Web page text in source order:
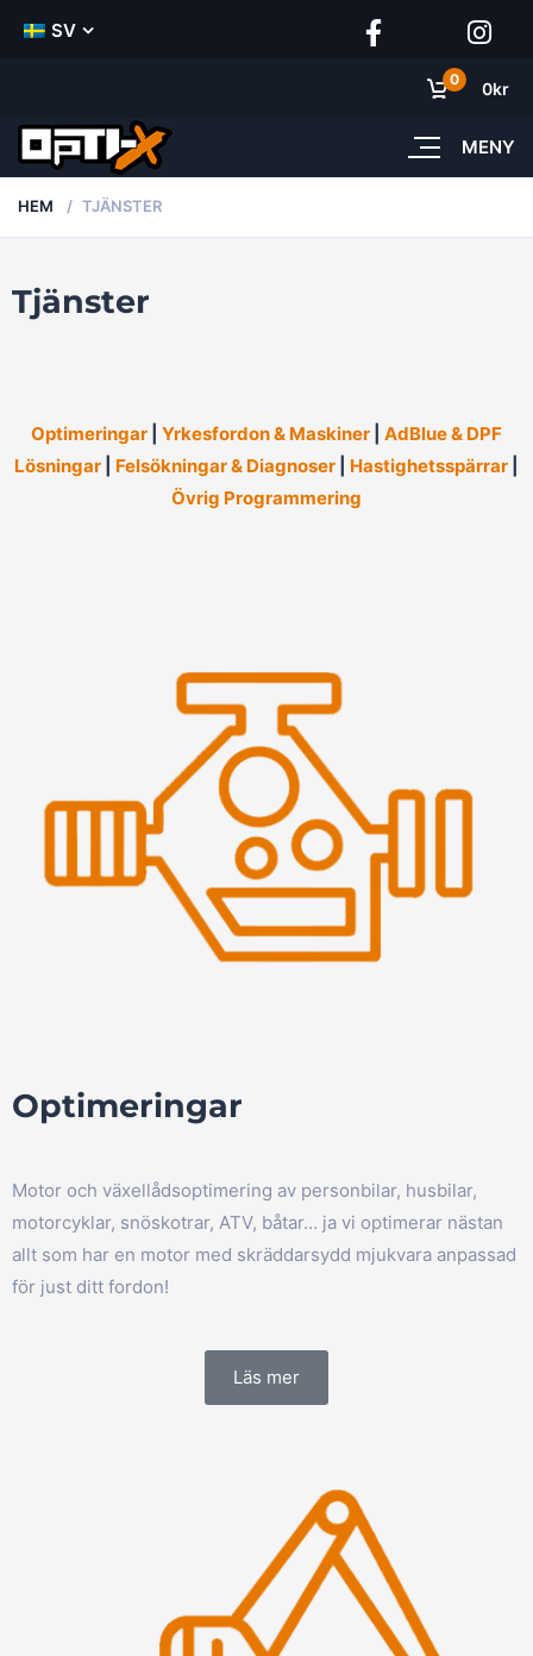
SV
MENY
0 0kr
HEM TJÄNSTER
Tjänster
Optimeringar Yrkesfordon & Maskiner
AdBlue & DPF
Lösningar
Felsökningar & Diagnoser Hastighetsspärrar
Övrig Programmering
Optimeringar
Motor och växellådsoptimering av personbilar, husbilar,
motorcyklar, snöskotrar, ATV, båtar… ja vi optimerar nästan
allt som har en motor med skräddarsydd mjukvara anpassad
för just ditt fordon!
Läs mer